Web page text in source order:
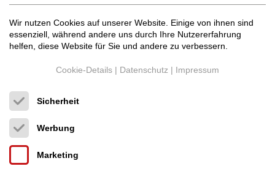
KondoGE-1 Phono stage - special export p...
Phonoverstärker
8.300 €
Wir nutzen Cookies auf unserer Website. Einige von ihnen sind
essenziell, während andere uns durch Ihre Nutzererfahrung
helfen, diese Website für Sie und andere zu verbessern.
Cookie-Details | Datenschutz | Impressum
Sicherheit
Werbung
Marketing